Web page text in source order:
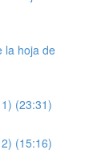
la hoja de
(23:31)
(15:16)